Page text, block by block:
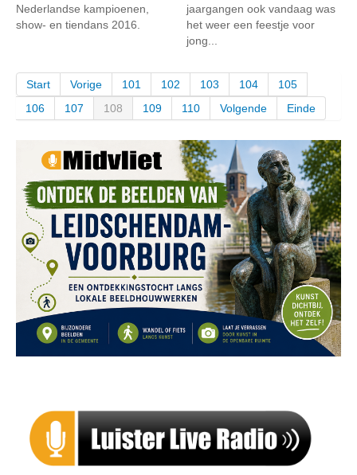
Nederlandse kampioenen,
show- en tiendans 2016.
jaargangen ook vandaag was
het weer een feestje voor
jong...
Start Vorige 101 102 103 104
105
106
107 108 109 110 Volgende Einde